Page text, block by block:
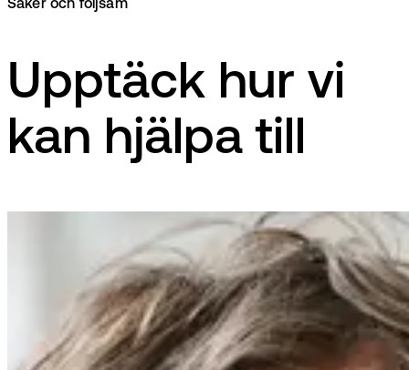
Säker och följsam
Upptäck hur vi
kan hjälpa till